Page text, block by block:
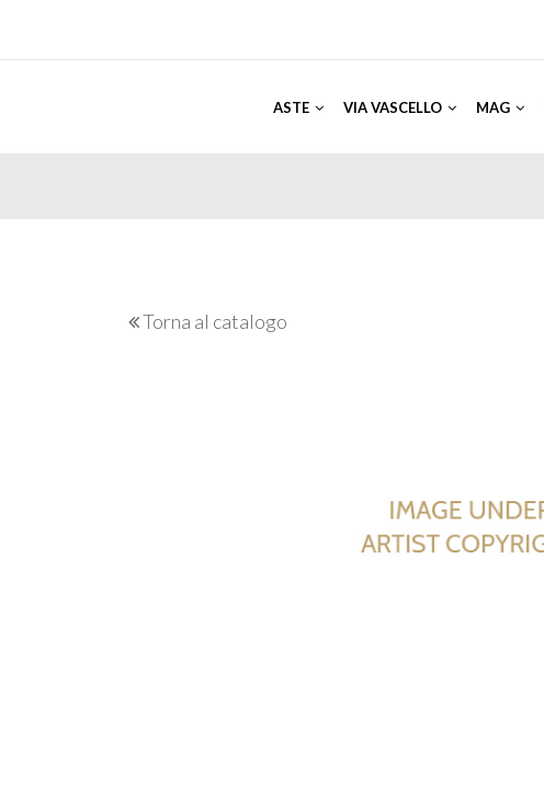
ASTE VIA VASCELLO MAG
Torna al catalogo